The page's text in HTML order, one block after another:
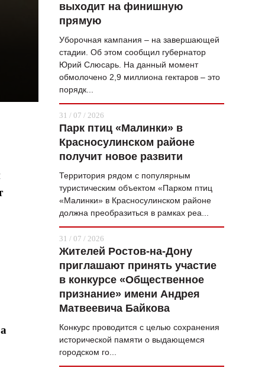
КУЛЬТ ЕДЫ
ЖУРНАЛ
выходит на финишную
прямую
Уборочная кампания – на завершающей
стадии. Об этом сообщил губернатор
Юрий Слюсарь. На данный момент
обмолочено 2,9 миллиона гектаров – это
порядк...
31 / 07 / 2026
Парк птиц «Малинки» в
Красносулинском районе
получит новое развити
Территория рядом с популярным
туристическим объектом «Парком птиц
«Малинки» в Красносулинском районе
должна преобразиться в рамках реа...
31 / 07 / 2026
Жителей Ростов-на-Дону
приглашают принять участие
в конкурсе «Общественное
признание» имени Андрея
Матвеевича Байкова
Конкурс проводится с целью сохранения
исторической памяти о выдающемся
городском го...